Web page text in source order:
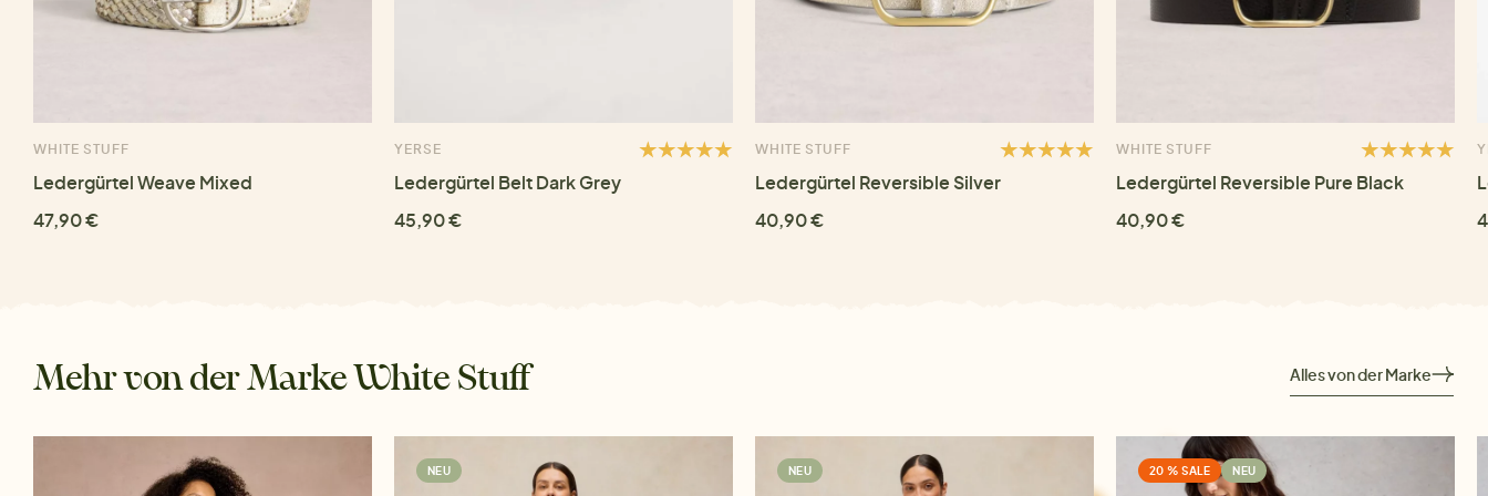
WHITE STUFF
Ledergürtel Weave Mixed
47,90 €
YERSE
Ledergürtel Belt Dark Grey
45,90 €
WHITE STUFF
Ledergürtel Reversible Silver
40,90 €
WHITE STUFF
Ledergürtel Reversible Pure Black
40,90 €
Mehr von der Marke White Stuff Alles von der Marke
NEU NEU 20 % SALE NEU